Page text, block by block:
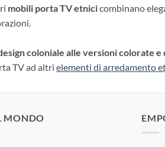
mobili porta TV etnicicombinano
coloniale alle versioni colorate e
TV ad altri elementi di arredamento
MONDO